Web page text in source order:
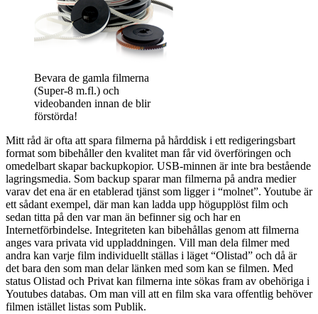
Bevara de gamla filmerna
(Super-8 m.fl.) och
videobanden innan de blir
förstörda!
Mitt råd är ofta att spara filmerna på hårddisk i ett redigeringsbart
format som bibehåller den kvalitet man får vid överföringen och
omedelbart skapar backupkopior. USB-minnen är inte bra bestående
lagringsmedia. Som backup sparar man filmerna på andra medier
varav det ena är en etablerad tjänst som ligger i “molnet”. Youtube är
ett sådant exempel, där man kan ladda upp högupplöst film och
sedan titta på den var man än befinner sig och har en
Internetförbindelse. Integriteten kan bibehållas genom att filmerna
anges vara privata vid uppladdningen. Vill man dela filmer med
andra kan varje film individuellt ställas i läget “Olistad” och då är
det bara den som man delar länken med som kan se filmen. Med
status Olistad och Privat kan filmerna inte sökas fram av obehöriga i
Youtubes databas. Om man vill att en film ska vara offentlig behöver
filmen istället listas som Publik.